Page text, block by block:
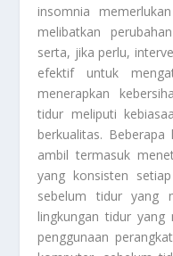
insomnia
melibatkan
serta, jika perlu,
efektif untuk
menerapkan
tidur meliputi
berkualitas.
ambil termasuk
yang konsisten
sebelum tidur yang
lingkungan tidur yang
penggunaan